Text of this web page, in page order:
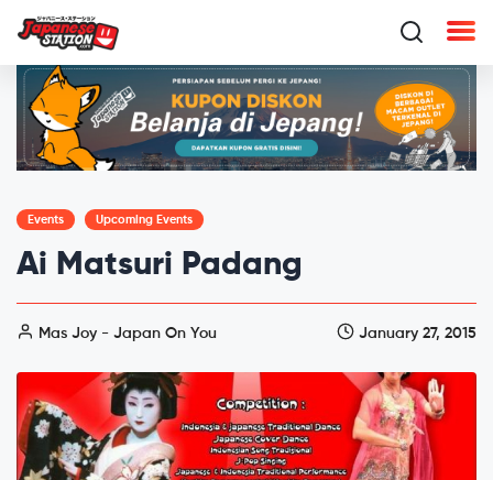
Events Upcoming Events
Ai Matsuri Padang
Mas Joy - Japan On You January 27, 2015